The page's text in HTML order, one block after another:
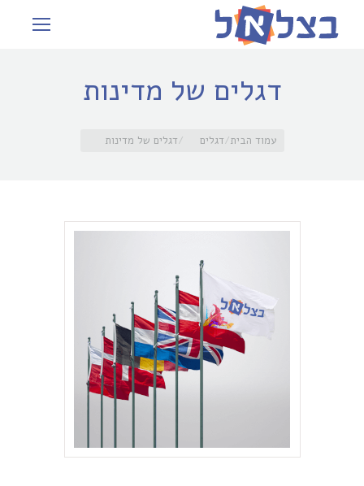
דגלים של מדינות
עמוד הבית דגלים דגלים של מדינות